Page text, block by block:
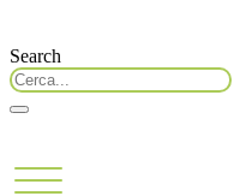
Search